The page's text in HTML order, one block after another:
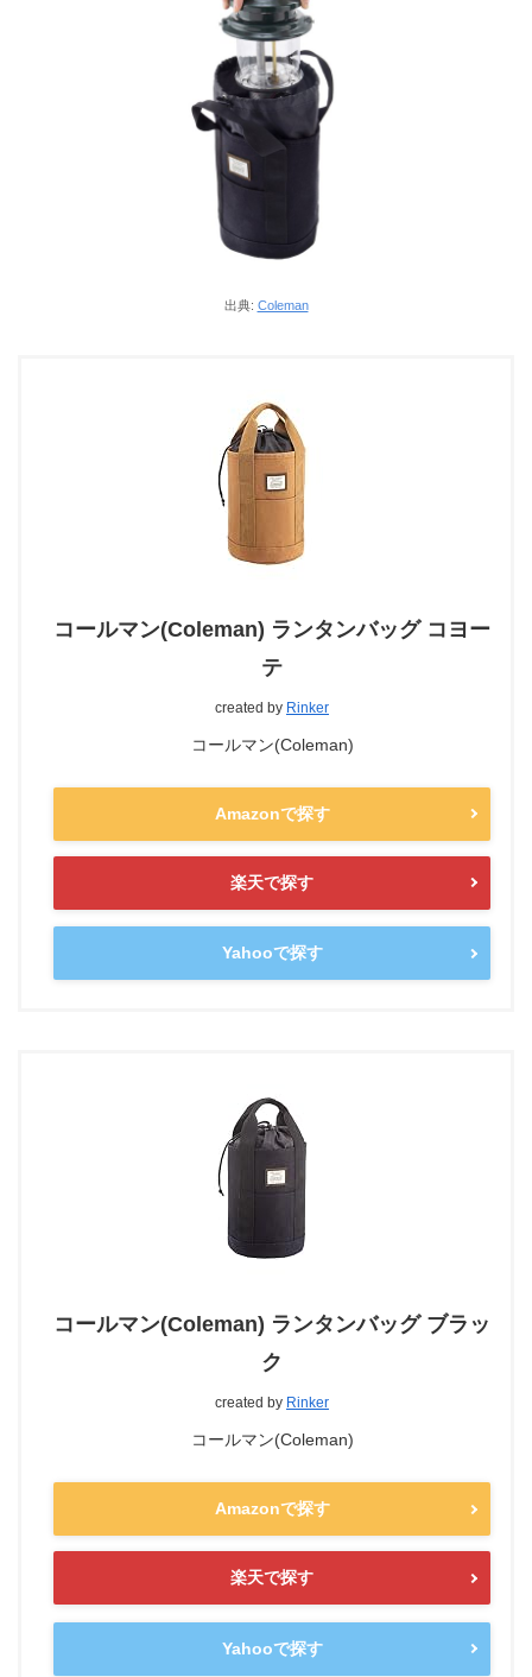
出典: Coleman
コールマン(Coleman) ランタンバッグ コヨー
テ
created by Rinker
コールマン(Coleman)
Amazonで探す
楽天で探す
Yahooで探す
コールマン(Coleman) ランタンバッグ ブラッ
ク
created by Rinker
コールマン(Coleman)
Amazonで探す
楽天で探す
Yahooで探す